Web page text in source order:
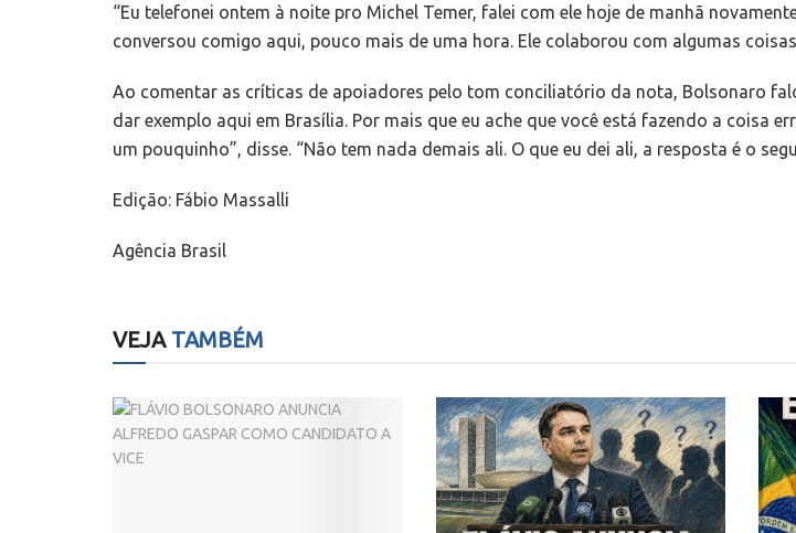
“Eu telefonei ontem à noite pro Michel Temer, falei com ele hoje de manhã
conversou comigo aqui, pouco mais de uma hora. Ele colaborou com algumas
Ao comentar as críticas de apoiadores pelo tom conciliatório da nota, Bolsonaro
dar exemplo aqui em Brasília. Por mais que eu ache que você está fazendo a coisa
um pouquinho”, disse. “Não tem nada demais ali. O que eu dei ali, a resposta é o
Edição: Fábio Massalli
Agência Brasil
VEJATAMBÉM